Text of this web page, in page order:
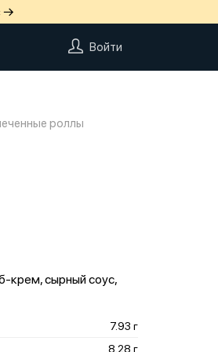
→
Войти
роллы
крем, сырный соус,
7.93 г
8.28 г